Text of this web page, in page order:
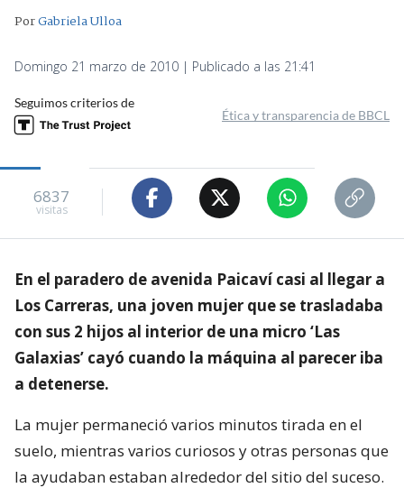
PorGabriela Ulloa
Domingo 21 marzo de 2010 | Publicado a las 21:41
Seguimos criterios de
Ética y transparencia de BBCL
6837
visitas
En el paradero de avenida Paicaví casi al llegar a
Los Carreras, una joven mujer que se trasladaba
con sus 2 hijos al interior de una micro ‘Las
Galaxias’ cayó cuando la máquina al parecer iba
a detenerse.
La mujer permaneció varios minutos tirada en el
suelo, mientras varios curiosos y otras personas que
la ayudaban estaban alrededor del sitio del suceso.